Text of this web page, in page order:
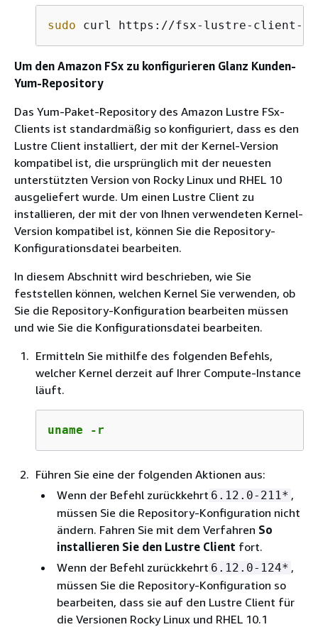
sudo curl https://fsx-lustre-client-
Um den Amazon FSx zu konfigurieren Glanz Kunden-
Yum-Repository
Das Yum-Paket-Repository des Amazon Lustre FSx-
Clients ist standardmäßig so konfiguriert, dass es den
Lustre Client installiert, der mit der Kernel-Version
kompatibel ist, die ursprünglich mit der neuesten
unterstützten Version von Rocky Linux und RHEL 10
ausgeliefert wurde. Um einen Lustre Client zu
installieren, der mit der von Ihnen verwendeten Kernel-
Version kompatibel ist, können Sie die Repository-
Konfigurationsdatei bearbeiten.
In diesem Abschnitt wird beschrieben, wie Sie
feststellen können, welchen Kernel Sie verwenden, ob
Sie die Repository-Konfiguration bearbeiten müssen
und wie Sie die Konfigurationsdatei bearbeiten.
Ermitteln Sie mithilfe des folgenden Befehls,
welcher Kernel derzeit auf Ihrer Compute-Instance
läuft.
uname -r
Führen Sie eine der folgenden Aktionen aus:
Wenn der Befehl zurückkehrt 6.12.0-211* ,
müssen Sie die Repository-Konfiguration nicht
ändern. Fahren Sie mit dem Verfahren So
installieren Sie den Lustre Client fort.
Wenn der Befehl zurückkehrt 6.12.0-124* ,
müssen Sie die Repository-Konfiguration so
bearbeiten, dass sie auf den Lustre Client für
die Versionen Rocky Linux und RHEL 10.1